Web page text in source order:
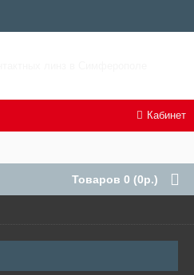
Товаров 0 (0р.)
Кабинет